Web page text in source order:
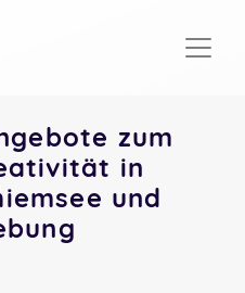
zum
in
und